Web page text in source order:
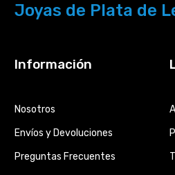
Joyas de Plata de
Información
Nosotros
Envíos y Devoluciones
Preguntas Frecuentes